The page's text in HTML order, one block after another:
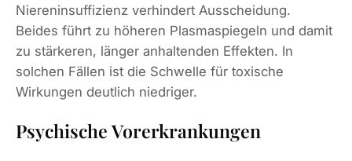
Niereninsuffizienz verhindert Ausscheidung.
Beides führt zu höheren Plasmaspiegeln und damit
zu stärkeren, länger anhaltenden Effekten. In
solchen Fällen ist die Schwelle für toxische
Wirkungen deutlich niedriger.
Psychische Vorerkrankungen